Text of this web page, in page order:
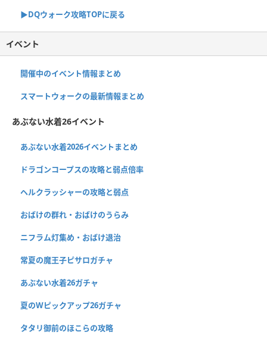
▶︎DQウォーク攻略TOPに戻る
イベント
開催中のイベント情報まとめ
スマートウォークの最新情報まとめ
あぶない水着26イベント
あぶない水着2026イベントまとめ
ドラゴンコープスの攻略と弱点倍率
ヘルクラッシャーの攻略と弱点
おばけの群れ・おばけのうらみ
ニフラム灯集め・おばけ退治
常夏の魔王子ピサロガチャ
あぶない水着26ガチャ
夏のWピックアップ26ガチャ
タタリ御前のほこらの攻略